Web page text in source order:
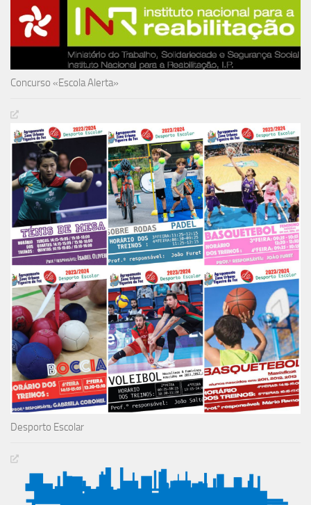
Concurso «Escola Alerta»
Desporto Escolar